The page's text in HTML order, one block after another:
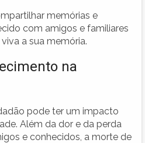
memórias e
com amigos e familiares
a sua memória.
na
pode ter um impacto
Além da dor e da perda
e conhecidos, a morte de